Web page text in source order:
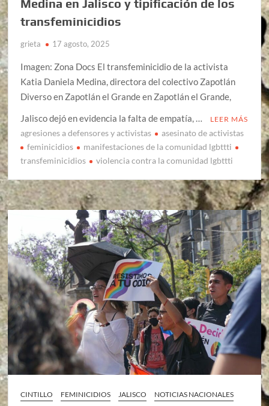
Medina en Jalisco y tipificación de los
transfeminicidios
grieta 17 agosto, 2025
Imagen: Zona Docs El transfeminicidio de la activista
Katia Daniela Medina, directora del colectivo Zapotlán
Diverso en Zapotlán el Grande en Zapotlán el Grande,
Jalisco dejó en evidencia la falta de empatía, …
LEER MÁS
agresiones a defensores y activistas
asesinato de activistas
feminicidios
manifestaciones de la comunidad lgbttti
transfeminicidios
violencia contra la comunidad lgbttti
CINTILLO FEMINICIDIOS JALISCO
NOTICIAS NACIONALES